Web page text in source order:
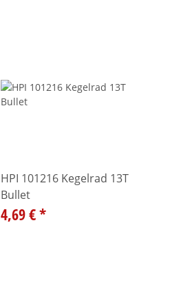
HPI 101216 Kegelrad 13T
Bullet
4,69 €*